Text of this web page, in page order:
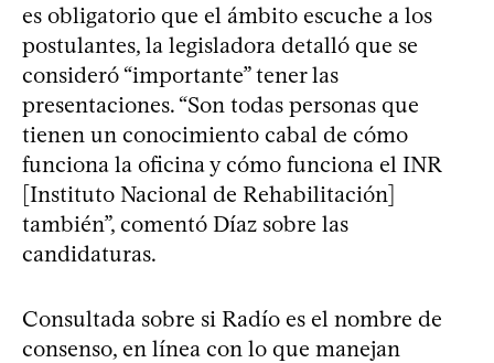
es obligatorio que el ámbito escuche a los
postulantes, la legisladora detalló que se
consideró “importante” tener las
presentaciones. “Son todas personas que
tienen un conocimiento cabal de cómo
funciona la oficina y cómo funciona el INR
[Instituto Nacional de Rehabilitación]
también”, comentó Díaz sobre las
candidaturas.
Consultada sobre si Radío es el nombre de
consenso, en línea con lo que manejan